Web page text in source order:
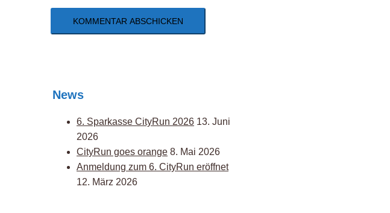
News
6. Sparkasse CityRun 2026 13. Juni
2026
CityRun goes orange 8. Mai 2026
Anmeldung zum 6. CityRun eröffnet
12. März 2026